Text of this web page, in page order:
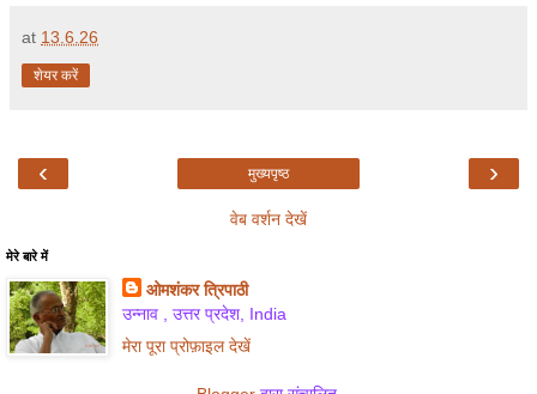
at 13.6.26
शेयर करें
‹ ›
मुख्यपृष्ठ
वेब वर्शन देखें
मेरे बारे में
ओमशंकर त्रिपाठी
उन्नाव , उत्तर प्रदेश, India
मेरा पूरा प्रोफ़ाइल देखें